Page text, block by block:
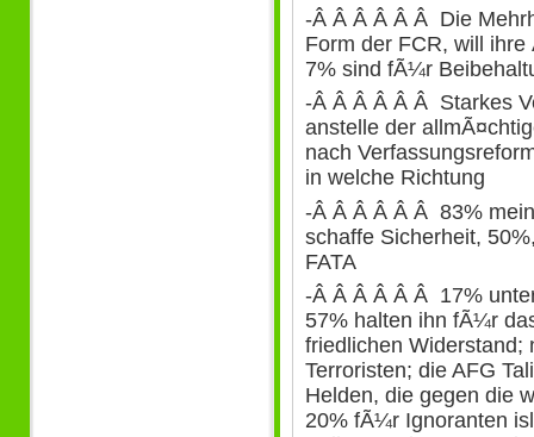
-Â Â Â Â Â Â Die
Form der FCR, will ihre
7% sind fÃ¼r
-Â Â Â Â Â Â Starkes
anstelle der
nach
in welche Richtung
-Â Â Â Â Â Â 83%
schaffe Sicherheit,
FATA
-Â Â Â Â Â Â 17%
57% halten ihn fÃ¼r
friedlichen Widerstand;
Terroristen; die AFG
Helden, die gegen die
20% fÃ¼r Ignoranten